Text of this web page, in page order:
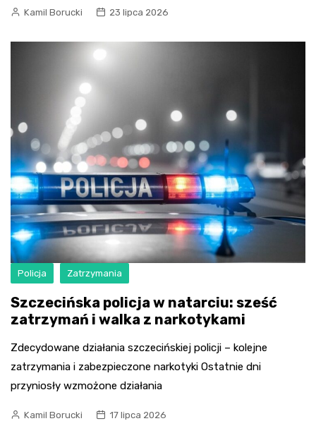
Kamil Borucki 23 lipca 2026
Policja Zatrzymania
Szczecińska policja w natarciu: sześć
zatrzymań i walka z narkotykami
Zdecydowane działania szczecińskiej policji – kolejne
zatrzymania i zabezpieczone narkotyki Ostatnie dni
przyniosły wzmożone działania
Kamil Borucki 17 lipca 2026